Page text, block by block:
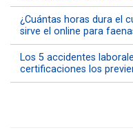
¿Cuántas horas dura el
sirve el online para
Los 5 accidentes
certificaciones los